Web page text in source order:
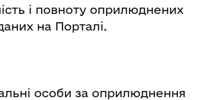
і повноту оприлюднених
на Порталі.
особи за оприлюднення